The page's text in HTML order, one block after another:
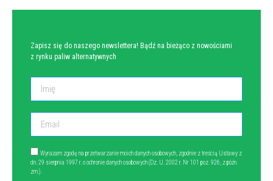
Zapisz się do naszego newslettera! Bądź na bieżąco z nowościami
z rynku paliw alternatywnych
Wyrażam zgodę na przetwarzanie moich danych osobowych, zgodnie z treścią Ustawy z
dn. 29 sierpnia 1997 r. o ochronie danych osobowych (Dz. U. 2002 r. Nr 101 poz. 926, z późn.
zm.).